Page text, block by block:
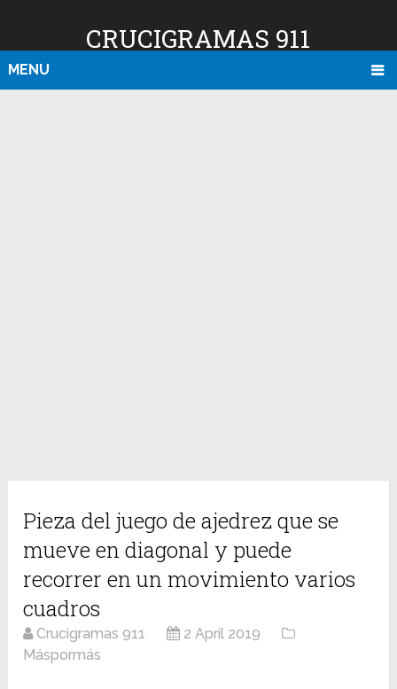
CRUCIGRAMAS 911
MENU
Pieza del juego de ajedrez que se
mueve en diagonal y puede
recorrer en un movimiento varios
cuadros
Crucigramas 911
2 April 2019
Máspormás